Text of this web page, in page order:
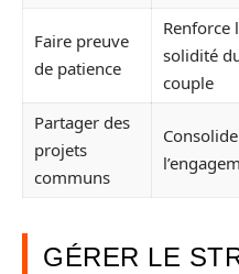
Faire preuve
de patience
Renforce
solidité
couple
Partager des
projets
communs
Consolide
GÉRER LE